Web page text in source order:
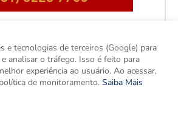
e tecnologias de terceiros (Google) para
analisar o tráfego. Isso é feito para
experiência ao usuário. Ao acessar,
de monitoramento. Saiba Mais